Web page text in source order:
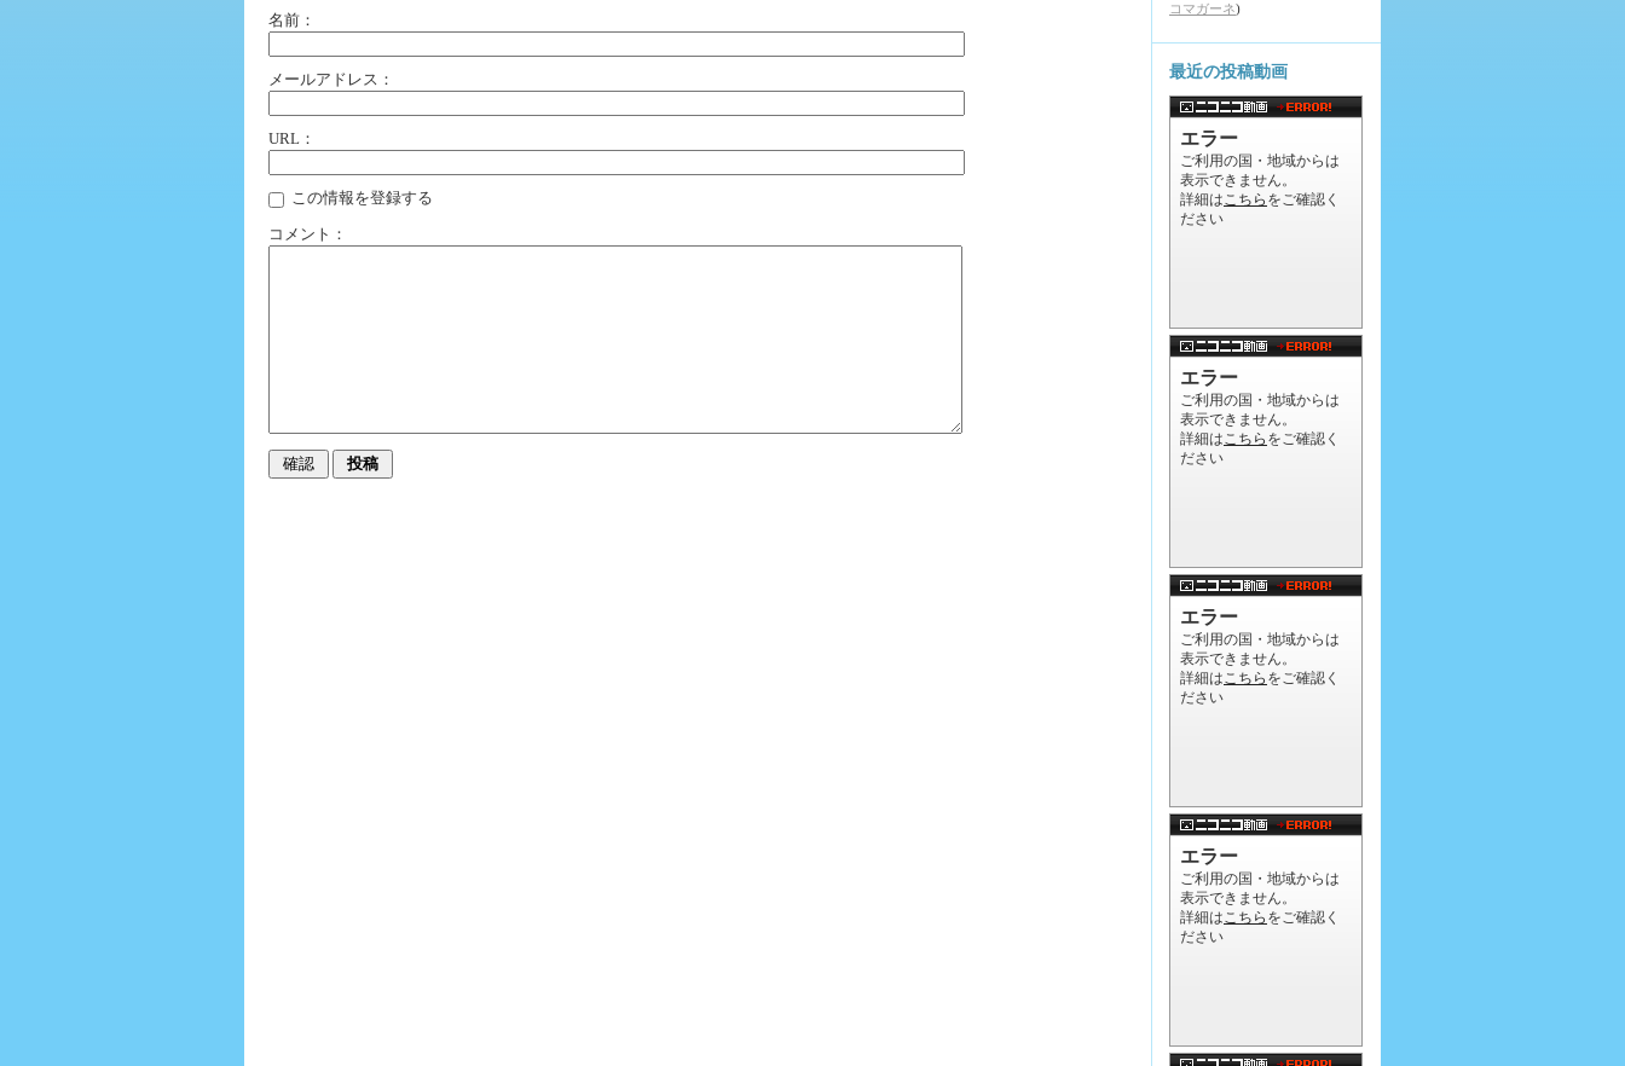
名前：
メールアドレス：
URL：
この情報を登録する
コメント：
コマガーネ)
最近の投稿動画